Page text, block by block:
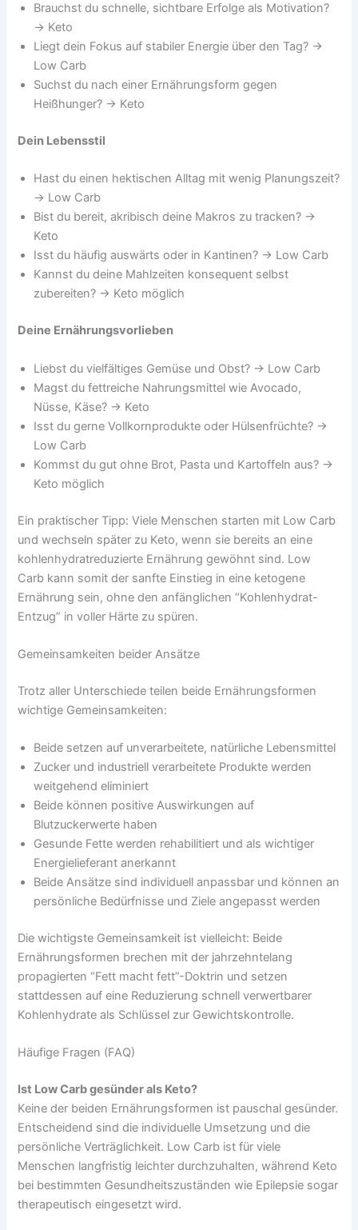
Brauchst du schnelle, sichtbare Erfolge als Motivation?
→ Keto
Liegt dein Fokus auf stabiler Energie über den Tag? →
Low Carb
Suchst du nach einer Ernährungsform gegen
Heißhunger? → Keto
Dein Lebensstil
Hast du einen hektischen Alltag mit wenig Planungszeit?
→ Low Carb
Bist du bereit, akribisch deine Makros zu tracken? →
Keto
Isst du häufig auswärts oder in Kantinen? → Low Carb
Kannst du deine Mahlzeiten konsequent selbst
zubereiten? → Keto möglich
Deine Ernährungsvorlieben
Liebst du vielfältiges Gemüse und Obst? → Low Carb
Magst du fettreiche Nahrungsmittel wie Avocado,
Nüsse, Käse? → Keto
Isst du gerne Vollkornprodukte oder Hülsenfrüchte? →
Low Carb
Kommst du gut ohne Brot, Pasta und Kartoffeln aus? →
Keto möglich
Ein praktischer Tipp: Viele Menschen starten mit Low Carb
und wechseln später zu Keto, wenn sie bereits an eine
kohlenhydratreduzierte Ernährung gewöhnt sind. Low
Carb kann somit der sanfte Einstieg in eine ketogene
Ernährung sein, ohne den anfänglichen “Kohlenhydrat-
Entzug” in voller Härte zu spüren.
Gemeinsamkeiten beider Ansätze
Trotz aller Unterschiede teilen beide Ernährungsformen
wichtige Gemeinsamkeiten:
Beide setzen auf unverarbeitete, natürliche Lebensmittel
Zucker und industriell verarbeitete Produkte werden
weitgehend eliminiert
Beide können positive Auswirkungen auf
Blutzuckerwerte haben
Gesunde Fette werden rehabilitiert und als wichtiger
Energielieferant anerkannt
Beide Ansätze sind individuell anpassbar und können an
persönliche Bedürfnisse und Ziele angepasst werden
Die wichtigste Gemeinsamkeit ist vielleicht: Beide
Ernährungsformen brechen mit der jahrzehntelang
propagierten “Fett macht fett”-Doktrin und setzen
stattdessen auf eine Reduzierung schnell verwertbarer
Kohlenhydrate als Schlüssel zur Gewichtskontrolle.
Häufige Fragen (FAQ)
Ist Low Carb gesünder als Keto?
Keine der beiden Ernährungsformen ist pauschal gesünder.
Entscheidend sind die individuelle Umsetzung und die
persönliche Verträglichkeit. Low Carb ist für viele
Menschen langfristig leichter durchzuhalten, während Keto
bei bestimmten Gesundheitszuständen wie Epilepsie sogar
therapeutisch eingesetzt wird.